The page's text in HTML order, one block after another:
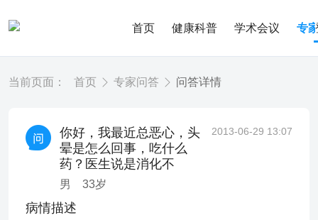
首页 健康科普 学术会议 专
当前页面： 首页 专家问答 问答详情
你好，我最近总恶心，头
晕是怎么回事，吃什么
药？医生说是消化不
男 33岁
2013-06-29 13:07
病情描述